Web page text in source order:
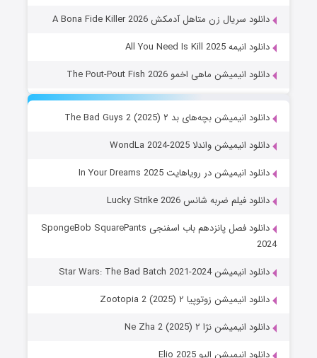
دانلود سریال زن متاهل آدمکش A Bona Fide Killer 2026
دانلود انیمه All You Need Is Kill 2025
دانلود انیمیشن ماهی اخمو The Pout-Pout Fish 2026
دانلود انیمیشن بچه‌های بد ۲ The Bad Guys 2 (2025)
دانلود انیمیشن واندلا WondLa 2024-2025
دانلود انیمیشن در رویاهایت In Your Dreams 2025
دانلود فیلم ضربه شانس Lucky Strike 2026
دانلود فصل پانزدهم باب اسفنجی SpongeBob SquarePants
2024
دانلود انیمیشن Star Wars: The Bad Batch 2021-2024
دانلود انیمیشن زوتوپیا ۲ Zootopia 2 (2025)
دانلود انیمیشن نژا ۲ Ne Zha 2 (2025)
دانلود انیمیشن الیو Elio 2025